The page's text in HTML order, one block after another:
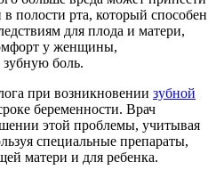
полости рта, который способен
для плода и матери,
у женщины,
боль.
при возникновении зубной
беременности. Врач
этой проблемы, учитывая
специальные препараты,
матери и для ребенка.